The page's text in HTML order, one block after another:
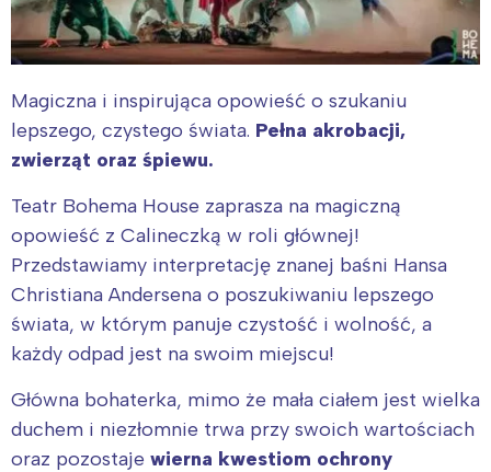
Magiczna i inspirująca opowieść o szukaniu
lepszego, czystego świata. Pełna akrobacji,
zwierząt oraz śpiewu.
Teatr Bohema House zaprasza na magiczną
opowieść z Calineczką w roli głównej!
Przedstawiamy interpretację znanej baśni Hansa
Christiana Andersena o poszukiwaniu lepszego
świata, w którym panuje czystość i wolność, a
każdy odpad jest na swoim miejscu!
Główna bohaterka, mimo że mała ciałem jest wielka
duchem i niezłomnie trwa przy swoich wartościach
oraz pozostaje wierna kwestiom ochrony